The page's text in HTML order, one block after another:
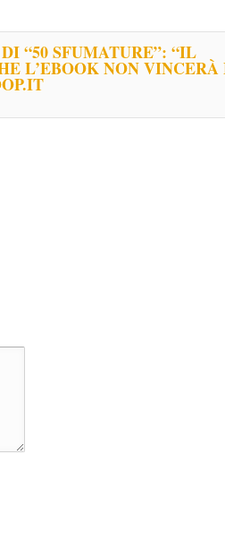
“50 SFUMATURE”: “IL
L’EBOOK NON